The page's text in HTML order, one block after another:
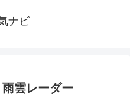
ナビ
雲レーダー